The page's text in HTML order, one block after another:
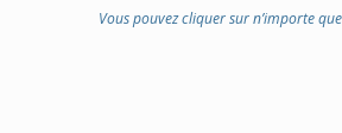
Vous pouvez cliquer sur n’importe